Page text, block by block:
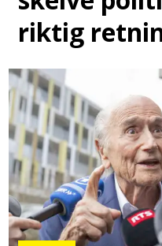
riktig